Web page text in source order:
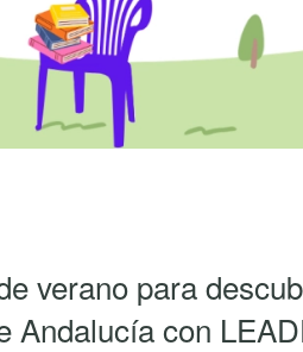
verano para
Andalucía con